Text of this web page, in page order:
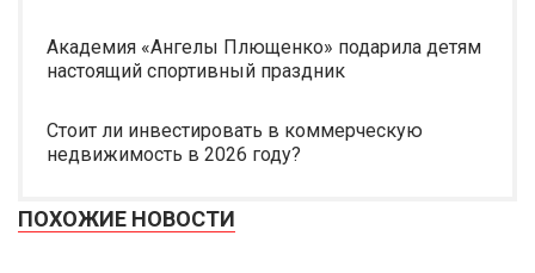
Академия «Ангелы Плющенко» подарила детям
настоящий спортивный праздник
Стоит ли инвестировать в коммерческую
недвижимость в 2026 году?
ПОХОЖИЕ НОВОСТИ